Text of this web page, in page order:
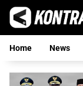
Langsung
konten
Home
News